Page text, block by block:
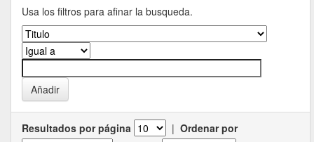
Usa los filtros para afinar la busqueda.
Resultados por página | Ordenar por